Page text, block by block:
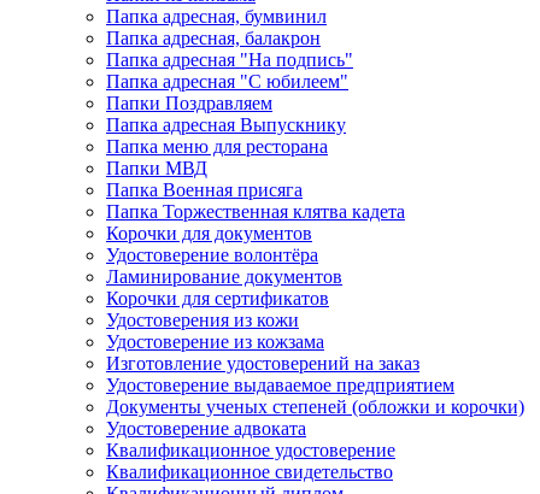
Папка адресная, бумвинил
Папка адресная, балакрон
Папка адресная "На подпись"
Папка адресная "C юбилеем"
Папки Поздравляем
Папка адресная Выпускнику
Папка меню для ресторана
Папки МВД
Папка Военная присяга
Папка Торжественная клятва кадета
Корочки для документов
Удостоверение волонтёра
Ламинирование документов
Корочки для сертификатов
Удостоверения из кожи
Удостоверение из кожзама
Изготовление удостоверений на заказ
Удостоверение выдаваемое предприятием
Документы ученых степеней (обложки и корочки)
Удостоверение адвоката
Квалификационное удостоверение
Квалификационное свидетельство